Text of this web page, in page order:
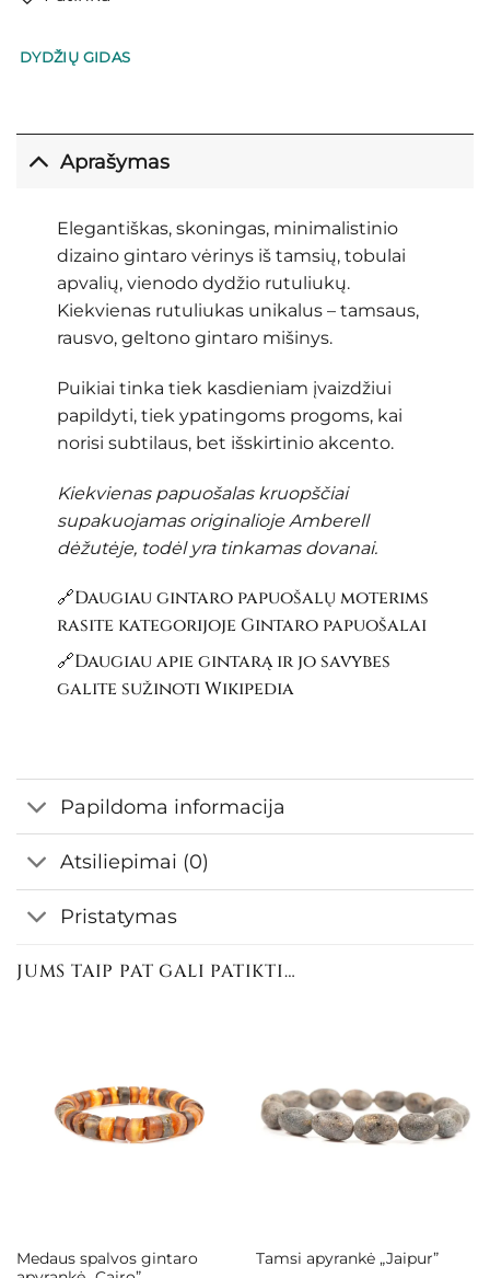
DYDŽIŲ GIDAS
Aprašymas
Elegantiškas, skoningas, minimalistinio
dizaino gintaro vėrinys iš tamsių, tobulai
apvalių, vienodo dydžio rutuliukų.
Kiekvienas rutuliukas unikalus – tamsaus,
rausvo, geltono gintaro mišinys.
Puikiai tinka tiek kasdieniam įvaizdžiui
papildyti, tiek ypatingoms progoms, kai
norisi subtilaus, bet išskirtinio akcento.
Kiekvienas papuošalas kruopščiai
supakuojamas originalioje Amberell
dėžutėje, todėl yra tinkamas dovanai.
🔗Daugiau gintaro papuošalų moterims
rasite kategorijoje Gintaro papuošalai
🔗Daugiau apie gintarą ir jo savybes
galite sužinotiWikipedia
Papildoma informacija
Atsiliepimai (0)
Pristatymas
JUMS TAIP PAT GALI PATIKTI…
Medaus spalvos gintaro
Tamsi apyrankė „Jaipur”